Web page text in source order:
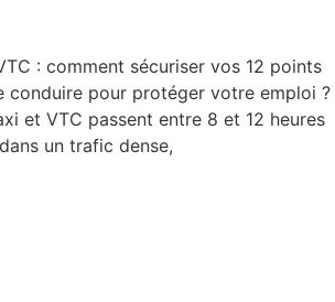
: comment sécuriser vos 12 points
conduire pour protéger votre emploi ?
et VTC passent entre 8 et 12 heures
un trafic dense,